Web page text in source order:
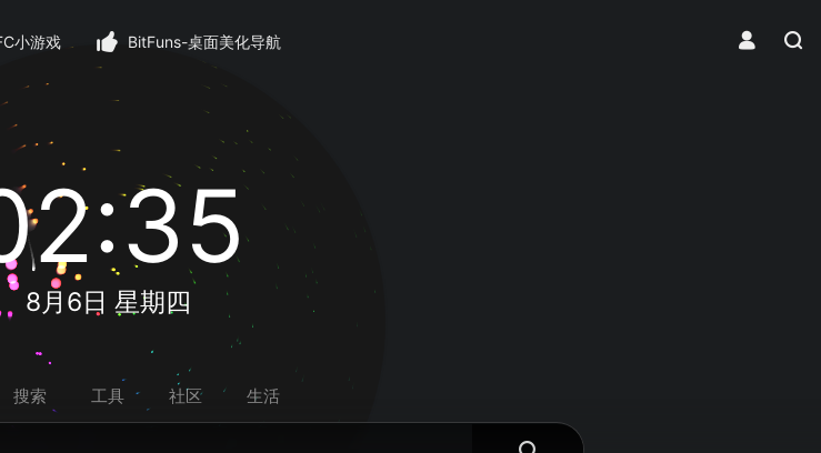
小游戏 BitFuns-桌面美化导航
8月6日 星期四
搜索 工具 社区 生活